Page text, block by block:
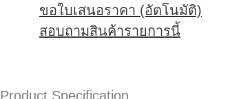
ขอใบเสนอราคา (อัตโนมัติ)
สอบถามสินค้ารายการนี้
Product Specification